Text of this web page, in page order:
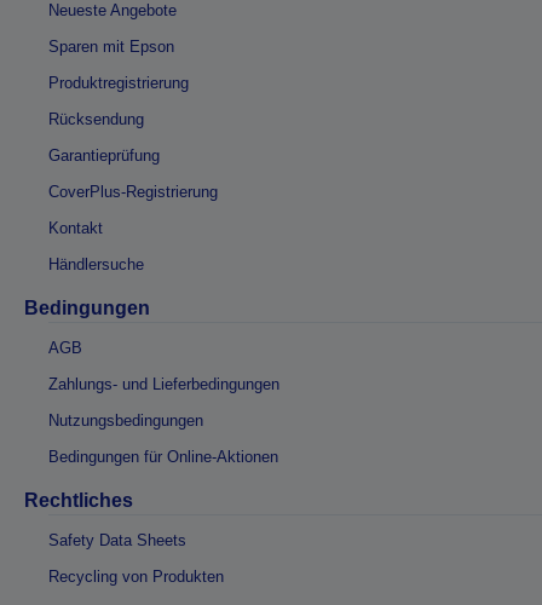
Neueste Angebote
Sparen mit Epson
Produktregistrierung
Rücksendung
Garantieprüfung
CoverPlus-Registrierung
Kontakt
Händlersuche
Bedingungen
AGB
Zahlungs- und Lieferbedingungen
Nutzungsbedingungen
Bedingungen für Online-Aktionen
Rechtliches
Safety Data Sheets
Recycling von Produkten